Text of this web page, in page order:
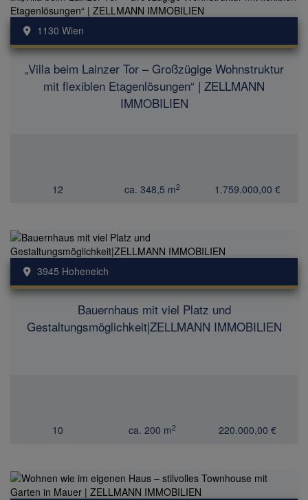
„Villa beim Lainzer Tor – Großzügige Wohnstruktur
mit flexiblen Etagenlösungen“ | ZELLMANN
IMMOBILIEN
1130 Wien
12 ca. 348,5 m2 1.759.000,00 €
Bauernhaus mit viel Platz und
Gestaltungsmöglichkeit|ZELLMANN IMMOBILIEN
3945 Hoheneich
10 ca. 200 m2 220.000,00 €